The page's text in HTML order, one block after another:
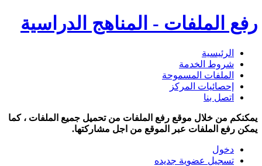
رفع الملفات - المناهج الدراسية
الرئيسية
شروط الخدمة
الملفات المسموحة
إحصائيات المركز
اتصل بنا
يمكنكم من خلال موقع رفع الملفات من تحميل جميع الملفات ، كما
يمكن رفع الملفات عبر الموقع من اجل مشاركتها.
دخول
تسجيل عضوية جديده